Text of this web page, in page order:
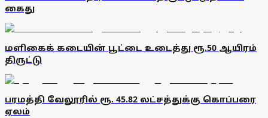
கைது
மளிகைக் கடையின் பூட்டை உடைத்து ரூ.50 ஆயிரம்
திருட்டு
பரமத்தி வேலூரில் ரூ. 45.82 லட்சத்துக்கு கொப்பரை
ஏலம்